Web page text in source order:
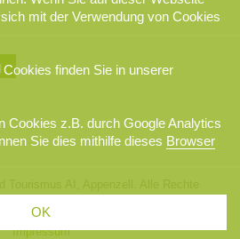
Datenschutzerklärung
Impressum
mit der Verwendung von Cookies
finden Sie in unserer
Cookies z.B. durch Google Analytics
Sie dies mithilfe dieses Browser
OK